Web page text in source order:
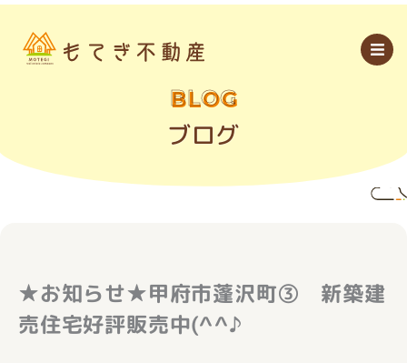
内
BLOG
ブログ
★お知らせ★甲府市蓬沢町③ 新築建
売住宅好評販売中(^^♪